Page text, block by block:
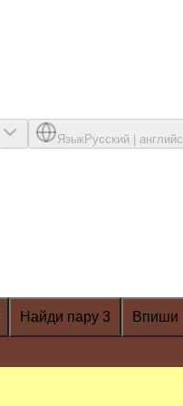
ЯзыкРусский
Найди пару 3 Впиши